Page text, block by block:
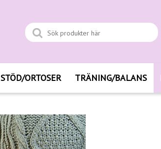
STÖD/ORTOSER TRÄNING/BALANS